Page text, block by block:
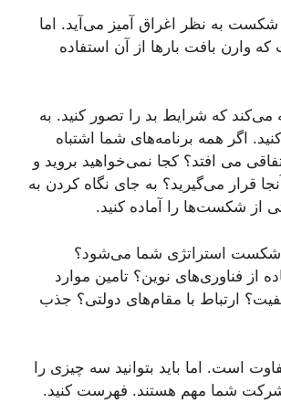
شکست به نظر اغراق آمیز می‌آید. اما
وارن بافت بارها از آن استفاده
که شرایط بد را تصور کنید. به
اگر همه برنامه‌های شما اشتباه
می افتد؟ کجا نمی‌خواهید بروید و
قرار می‌گیرید؟ به جای نگاه کردن به
از شکست‌ها را آماده کنید.
استراتژی شما می‌شود؟
از فناوری‌های نوین؟ تامین موارد
ارتباط با مقام‌های دولتی؟ جذب
است. اما باید بتوانید سه چیزی را
شما مهم هستند. فهرست کنید.